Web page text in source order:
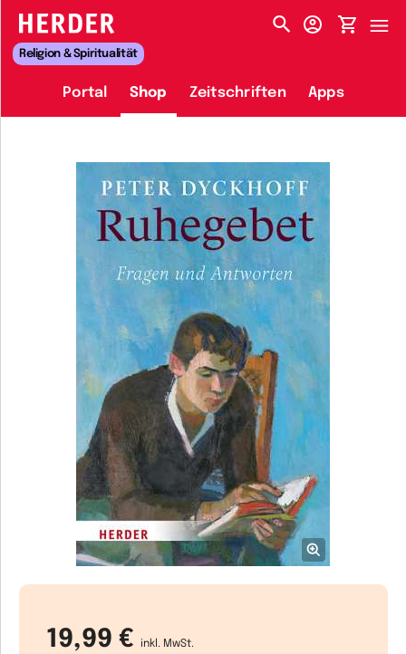
HERDER-MENÜ
Religion & Spiritualität
Portal Shop Zeitschriften Apps
19,99 € inkl. MwSt.